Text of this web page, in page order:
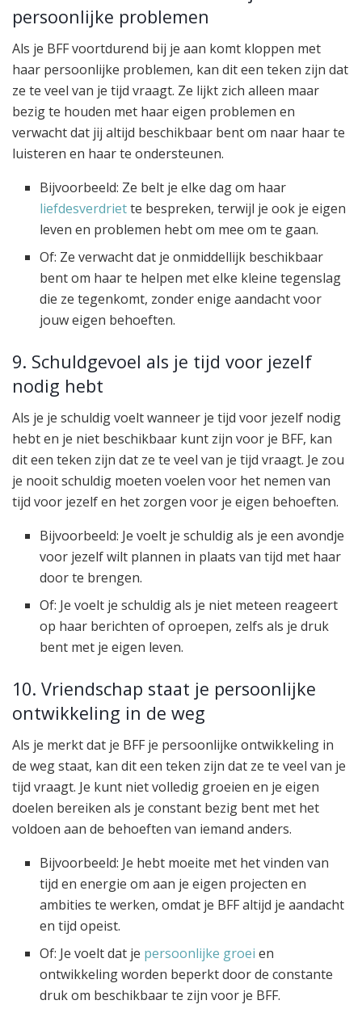
persoonlijke problemen
Als je BFF voortdurend bij je aan komt kloppen met
haar persoonlijke problemen, kan dit een teken zijn dat
ze te veel van je tijd vraagt. Ze lijkt zich alleen maar
bezig te houden met haar eigen problemen en
verwacht dat jij altijd beschikbaar bent om naar haar te
luisteren en haar te ondersteunen.
Bijvoorbeeld: Ze belt je elke dag om haar
liefdesverdriette bespreken, terwijl je ook je eigen
leven en problemen hebt om mee om te gaan.
Of: Ze verwacht dat je onmiddellijk beschikbaar
bent om haar te helpen met elke kleine tegenslag
die ze tegenkomt, zonder enige aandacht voor
jouw eigen behoeften.
9. Schuldgevoel als je tijd voor jezelf
nodig hebt
Als je je schuldig voelt wanneer je tijd voor jezelf nodig
hebt en je niet beschikbaar kunt zijn voor je BFF, kan
dit een teken zijn dat ze te veel van je tijd vraagt. Je zou
je nooit schuldig moeten voelen voor het nemen van
tijd voor jezelf en het zorgen voor je eigen behoeften.
Bijvoorbeeld: Je voelt je schuldig als je een avondje
voor jezelf wilt plannen in plaats van tijd met haar
door te brengen.
Of: Je voelt je schuldig als je niet meteen reageert
op haar berichten of oproepen, zelfs als je druk
bent met je eigen leven.
10. Vriendschap staat je persoonlijke
ontwikkeling in de weg
Als je merkt dat je BFF je persoonlijke ontwikkeling in
de weg staat, kan dit een teken zijn dat ze te veel van je
tijd vraagt. Je kunt niet volledig groeien en je eigen
doelen bereiken als je constant bezig bent met het
voldoen aan de behoeften van iemand anders.
Bijvoorbeeld: Je hebt moeite met het vinden van
tijd en energie om aan je eigen projecten en
ambities te werken, omdat je BFF altijd je aandacht
en tijd opeist.
Of: Je voelt dat je persoonlijke groei en
ontwikkeling worden beperkt door de constante
druk om beschikbaar te zijn voor je BFF.